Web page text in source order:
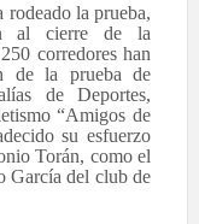
rodeado la prueba,
al cierre de la
corredores han
de la prueba de
de Deportes,
“Amigos de
su esfuerzo
Torán, como el
García del club de